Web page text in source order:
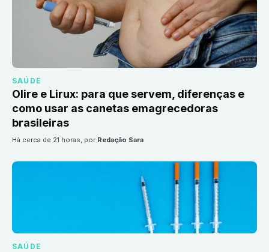
SAÚDE
Olire e Lirux: para que servem, diferenças e
como usar as canetas emagrecedoras
brasileiras
há cerca de 21 horas, por Redação Sara
SAÚDE